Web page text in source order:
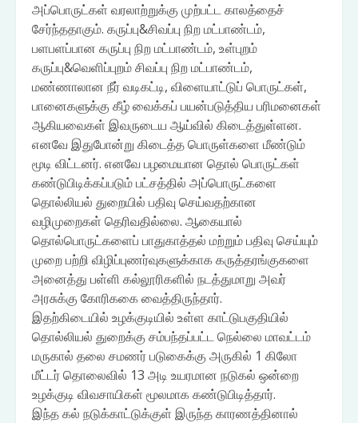
அப்பொருட்கள் வரலாற்றுக்கு முற்பட்ட காலத்தைச்
சேர்ந்ததாகும். கருப்பு&சிவப்பு நிற மட்பாண்டம்,
பளபளப்பான கருப்பு நிற மட்பாண்டம், உள்புறம்
கருப்பு&வெளிப்புறம் சிவப்பு நிற மட்பாண்டம்,
மண்ணாலான நீர் வடிகட்டி, விளையாட்டுப் பொருட்கள்,
பானைகளுக்கு கீழ் வைக்கப் பயன்படுத்திய பரிமனைகள்
ஆகியவைகள் இவருடைய ஆய்வில் கிடைத்துள்ளன.
எனவே இதுபோன்று கிடைத்த பொருள்களை மீண்டும்
மூடி விட்டனர். எனவே பழமையான தொல் பொருட்கள்
கண்டுபிடிக்கப்படும் பட்சத்தில் அப்பொருட்களை
தொல்லியல் துறையில் பதிவு செய்வதற்கான
வழிமுறைகள் தெரிவதில்லை. ஆகையால்
தொல்பொருட்களைப் பாதுகாத்தல் மற்றும் பதிவு செய்யும்
முறை பற்றி விழிப்புணர்வுகளுக்காக கருத்தரங்குகளை
அனைத்து பள்ளி கல்லூரிகளில் நடத்துமாறு அவர்
அரசுக்கு கோரிககை வைத்திருந்தார்.
இதற்கிடையில் உழக்குடியில் உள்ள காட்டுபகுதியில்
தொல்லியல் துறைக்கு சம்பந்தப்பட்ட நெல்லை மாவட்டம்
மருகால் தலை சமணர் படுகைக்கு அருகில் 1 கிலோ
மீட்டர் தொலைவில் 13 அடி உயரமான நடுகல் ஒன்றை
உழக்குடி விவசாயிகள் மூலமாக கண்டுபிடித்தார்.
இந்த கல் நடுக்காட்டுக்குள் இருந்த காரணத்தினால்